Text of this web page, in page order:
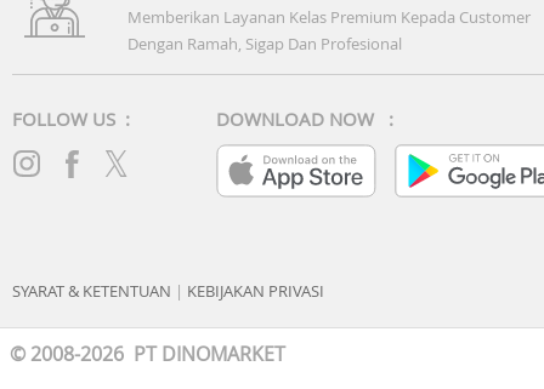
Memberikan Layanan Kelas Premium Kepada Customer
Dengan Ramah, Sigap Dan Profesional
FOLLOW US : DOWNLOAD NOW :
SYARAT & KETENTUAN | KEBIJAKAN PRIVASI
© 2008-2026 PT DINOMARKET